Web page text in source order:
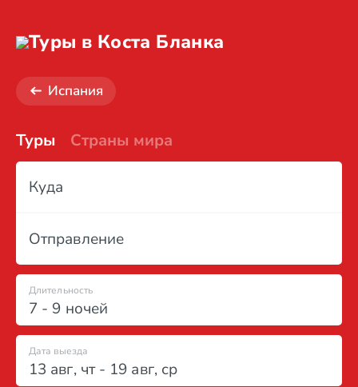
Туры в Коста Бланка
Испания
Туры Страны мира
Куда
Отправление
7 - 9 ночей
Длительность
Дата выезда
13 авг, чт- 19 авг, ср